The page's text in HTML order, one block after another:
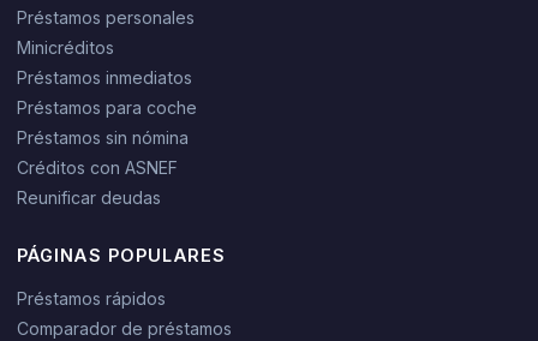
Préstamos personales
Minicréditos
Préstamos inmediatos
Préstamos para coche
Préstamos sin nómina
Créditos con ASNEF
Reunificar deudas
PÁGINAS POPULARES
Préstamos rápidos
Comparador de préstamos